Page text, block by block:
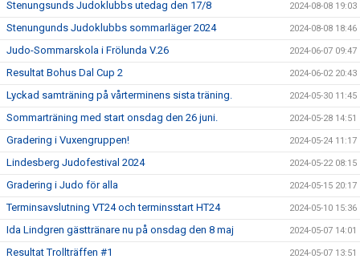
Stenungsunds Judoklubbs utedag den 17/8 2024-08-08 19:03
Stenungunds Judoklubbs sommarläger 2024 2024-08-08 18:46
Judo-Sommarskola i Frölunda V.26 2024-06-07 09:47
Resultat Bohus Dal Cup 2 2024-06-02 20:43
Lyckad samträning på vårterminens sista träning. 2024-05-30 11:45
Sommarträning med start onsdag den 26 juni. 2024-05-28 14:51
Gradering i Vuxengruppen! 2024-05-24 11:17
Lindesberg Judofestival 2024 2024-05-22 08:15
Gradering i Judo för alla 2024-05-15 20:17
Terminsavslutning VT24 och terminsstart HT24 2024-05-10 15:36
Ida Lindgren gästtränare nu på onsdag den 8 maj 2024-05-07 14:01
Resultat Trollträffen #1 2024-05-07 13:51